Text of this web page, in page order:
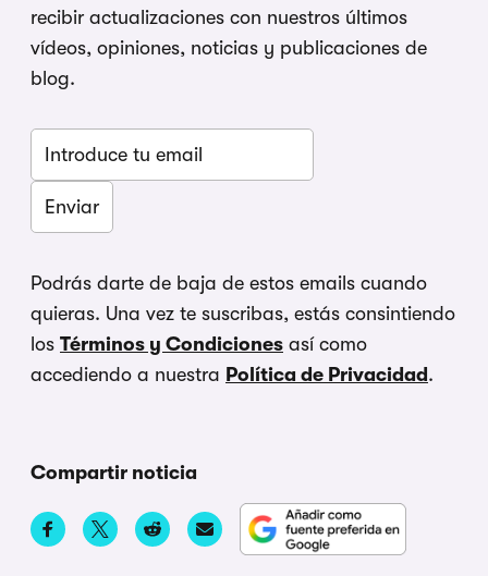
recibir actualizaciones con nuestros últimos
vídeos, opiniones, noticias y publicaciones de
blog.
Podrás darte de baja de estos emails cuando
quieras. Una vez te suscribas, estás consintiendo
los Términos y Condiciones así como
accediendo a nuestra Política de Privacidad .
Compartir noticia